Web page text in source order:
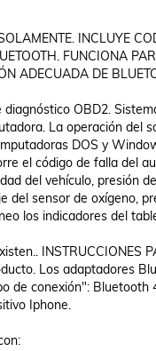
INCLUYE
FUNCIONA
ADECUADA DE
OBD2.
La operación del
DOS y
el código de falla del
del vehículo, presión
sensor de oxígeno,
los indicadores del
INSTRUCCIONES
Los adaptadores
de conexión": Bluetooth
Iphone.